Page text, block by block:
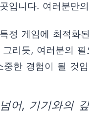
입니다. 여러분만
정 게임에 최적
리듯, 여러분의
한 경험이 될 것
어, 기기와의